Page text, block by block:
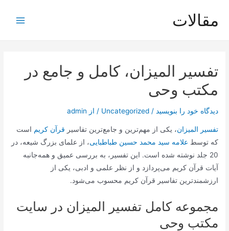
مقالات
تفسیر المیزان، کامل و جامع در
مکتب وحی
دیدگاه‌ خود را بنویسید /
Uncategorized / از admin
تفسیر المیزان، یکی از مهم‌ترین و جامع‌ترین تفاسیر قرآن کریم است
که توسط علامه سید محمد حسین طباطبایی، از علمای بزرگ شیعه، در
20 جلد نوشته شده است. این تفسیر، به بررسی عمیق و همه‌جانبه
آیات قرآن کریم می‌پردازد و از نظر علمی و ادبی، یکی از
ارزشمندترین تفاسیر قرآن کریم محسوب می‌شود.
مجموعه کامل تفسیر المیزان در سایت
مکتب وحی